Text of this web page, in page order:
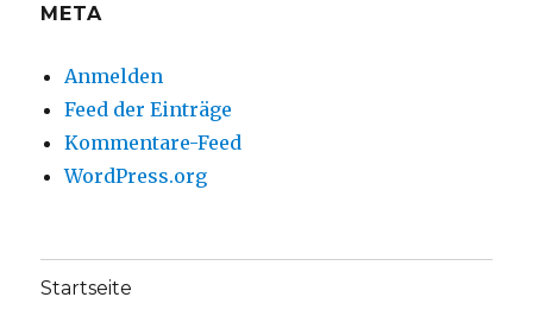
META
Anmelden
Feed der Einträge
Kommentare-Feed
WordPress.org
Startseite